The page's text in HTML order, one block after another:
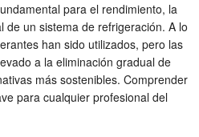
para el rendimiento, la
de un sistema de refrigeración. A lo
han sido utilizados, pero las
a la eliminación gradual de
más sostenibles. Comprender
para cualquier profesional del